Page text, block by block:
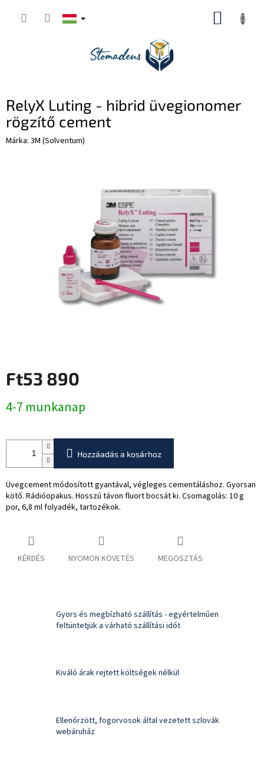
KOSÁR
RelyX Luting - hibrid üvegionomer
rögzítő cement
Márka: 3M (Solventum)
Ft53 890
4-7 munkanap
Hozzáadás a kosárhoz
Üvegcement módosított gyantával, végleges cementáláshoz. Gyorsan
kötő. Rádióopakus. Hosszú távon fluort bocsát ki. Csomagolás: 10 g
por, 6,8 ml folyadék, tartozékok.
KÉRDÉS NYOMON KÖVETÉS MEGOSZTÁS
Gyors és megbízható szállítás - egyértelműen
feltüntetjük a várható szállítási időt
Kiváló árak rejtett költségek nélkül
Ellenőrzött, fogorvosok által vezetett szlovák
webáruház